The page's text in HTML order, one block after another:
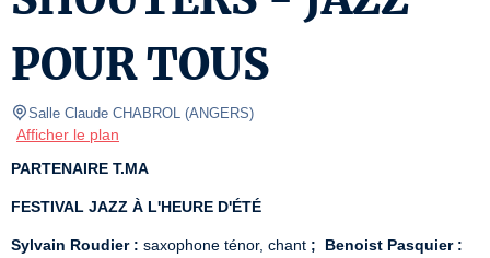
POUR TOUS
Salle Claude CHABROL (ANGERS)
Afficher le plan
PARTENAIRE T.MA
FESTIVAL JAZZ À L'HEURE D'ÉTÉ
Sylvain Roudier : saxophone ténor, chant ;  Benoist Pasquier :